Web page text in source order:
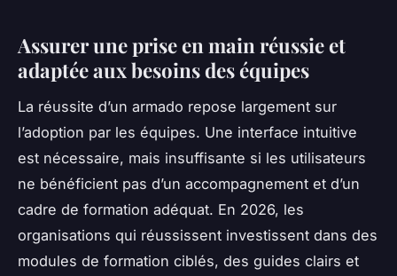
Assurer une prise en main réussie et
adaptée aux besoins des équipes
La réussite d’un armado repose largement sur
l’adoption par les équipes. Une interface intuitive
est nécessaire, mais insuffisante si les utilisateurs
ne bénéficient pas d’un accompagnement et d’un
cadre de formation adéquat. En 2026, les
organisations qui réussissent investissent dans des
modules de formation ciblés, des guides clairs et